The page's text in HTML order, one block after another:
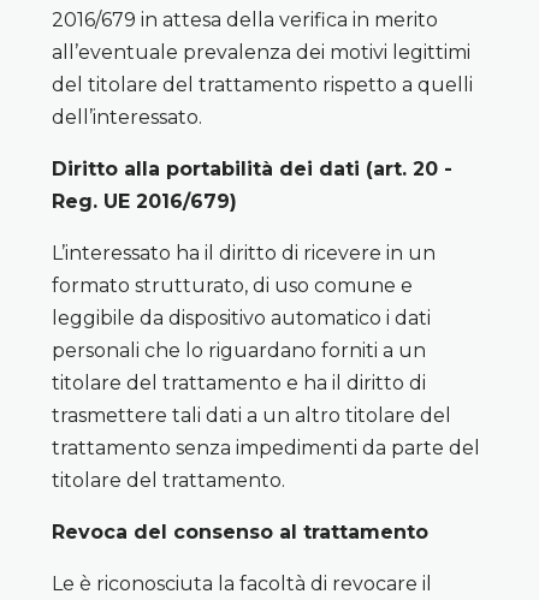
2016/679 in attesa della verifica in merito
all’eventuale prevalenza dei motivi legittimi
del titolare del trattamento rispetto a quelli
dell’interessato.
Diritto alla portabilità dei dati (art. 20 -
Reg. UE 2016/679)
L’interessato ha il diritto di ricevere in un
formato strutturato, di uso comune e
leggibile da dispositivo automatico i dati
personali che lo riguardano forniti a un
titolare del trattamento e ha il diritto di
trasmettere tali dati a un altro titolare del
trattamento senza impedimenti da parte del
titolare del trattamento.
Revoca del consenso al trattamento
Le è riconosciuta la facoltà di revocare il